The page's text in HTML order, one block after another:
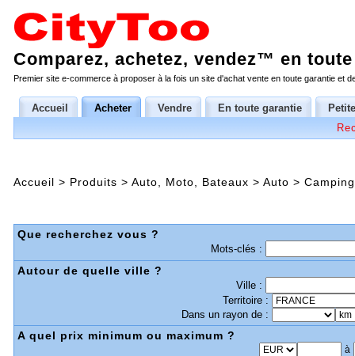
Comparez, achetez, vendez™ en
Premier site e-commerce à proposer à la fois un site d'achat vente en toute garantie et
Accueil Acheter Vendre En toute garantie
Accueil > Produits > Auto, Moto, Bateaux > Auto >
Que recherchez vous ?
Mots-clés :
Autour de quelle ville ?
Ville :
Territoire :
Dans un rayon de :
A quel prix minimum ou maximum ?
à